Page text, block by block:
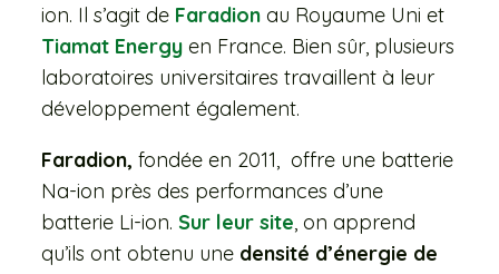
ion. Il s’agit de Faradion au Royaume Uni et
Tiamat Energy en France. Bien sûr, plusieurs
laboratoires universitaires travaillent à leur
développement également.
Faradion,fondée en 2011, offre une batterie
Na-ion près des performances d’une
batterie Li-ion. Sur leur site , on apprend
qu’ils ont obtenu une densité d’énergie de